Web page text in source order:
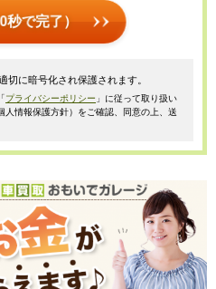
秒で完了）
切に暗号化され保護されます。
プライバシーポリシー 」に従って取り扱い
人情報保護方針）をご確認、同意の上、送